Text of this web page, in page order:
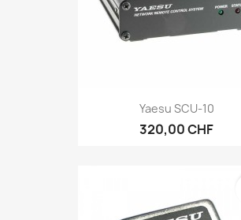
Yaesu SCU-10
320,00 CHF